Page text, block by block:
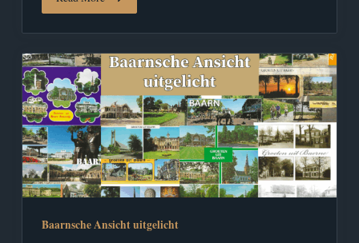
Baarnsche Ansicht uitgelicht